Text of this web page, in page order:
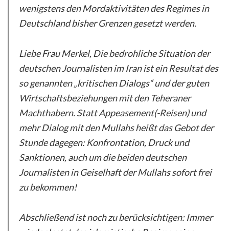
wenigstens den Mordaktivitäten des Regimes in
Deutschland bisher Grenzen gesetzt werden.
Liebe Frau Merkel, Die bedrohliche Situation der
deutschen Journalisten im Iran ist ein Resultat des
so genannten „kritischen Dialogs“ und der guten
Wirtschaftsbeziehungen mit den Teheraner
Machthabern. Statt Appeasement(-Reisen) und
mehr Dialog mit den Mullahs heißt das Gebot der
Stunde dagegen: Konfrontation, Druck und
Sanktionen, auch um die beiden deutschen
Journalisten in Geiselhaft der Mullahs sofort frei
zu bekommen!
Abschließend ist noch zu berücksichtigen: Immer